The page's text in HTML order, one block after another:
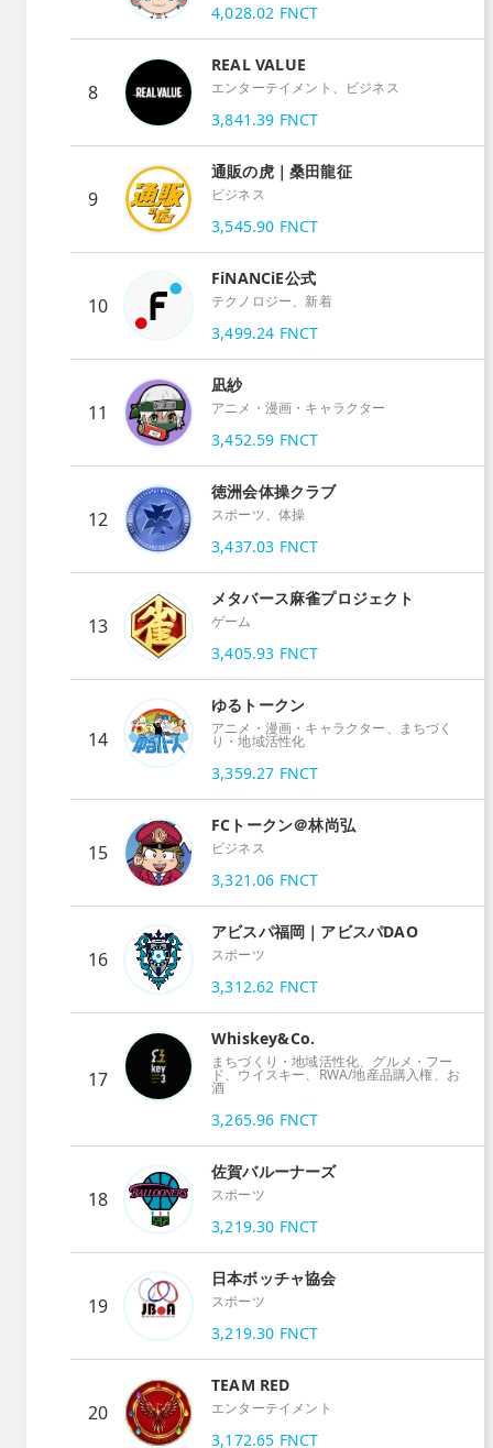
4,028.02 FNCT
8
REAL VALUE
エンターテイメント、ビジネス
3,841.39 FNCT
9
通販の虎｜桑田龍征
ビジネス
3,545.90 FNCT
10
FiNANCiE公式
テクノロジー、新着
3,499.24 FNCT
11
凪紗
アニメ・漫画・キャラクター
3,452.59 FNCT
12
徳洲会体操クラブ
スポーツ、体操
3,437.03 FNCT
13
メタバース麻雀プロジェクト
ゲーム
3,405.93 FNCT
14
ゆるトークン
アニメ・漫画・キャラクター、まちづく
り・地域活性化
3,359.27 FNCT
15
FCトークン＠林尚弘
ビジネス
3,321.06 FNCT
16
アビスパ福岡｜アビスパDAO
スポーツ
3,312.62 FNCT
17
Whiskey&Co.
まちづくり・地域活性化、グルメ・フー
ド、ウイスキー、RWA/地産品購入権、お
酒
3,265.96 FNCT
18
佐賀バルーナーズ
スポーツ
3,219.30 FNCT
19
日本ボッチャ協会
スポーツ
3,219.30 FNCT
20
TEAM RED
エンターテイメント
3,172.65 FNCT